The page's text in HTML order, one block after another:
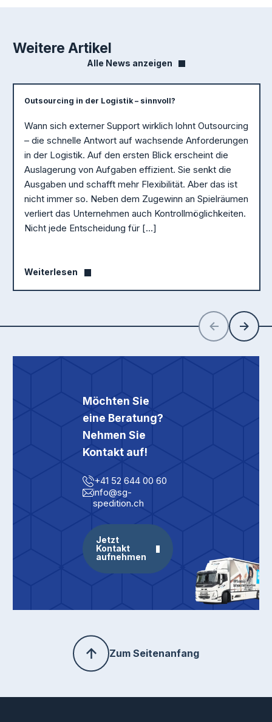
Weitere Artikel
Alle News anzeigen
ZurückWeiter
Outsourcing in der Logistik – sinnvoll?
Wann sich externer Support wirklich lohnt Outsourcing
– die schnelle Antwort auf wachsende Anforderungen
in der Logistik. Auf den ersten Blick erscheint die
Auslagerung von Aufgaben effizient. Sie senkt die
Ausgaben und schafft mehr Flexibilität. Aber das ist
nicht immer so. Neben dem Zugewinn an Spielräumen
verliert das Unternehmen auch Kontrollmöglichkeiten.
Nicht jede Entscheidung für […]
Weiterlesen
Möchten Sie
eine Beratung?
Nehmen Sie
Kontakt auf!
+41 52 644 00 60
info@sg-
spedition.ch
Jetzt
Kontakt
aufnehmen
Zum Seitenanfang